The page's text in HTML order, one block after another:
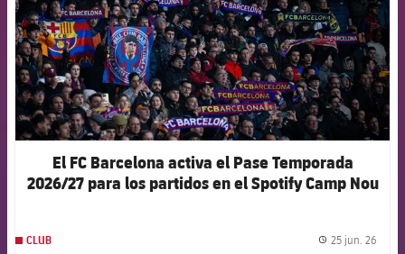
El FC Barcelona activa el Pase Temporada
2026/27 para los partidos en el Spotify Camp Nou
CLUB 25 jun. 26